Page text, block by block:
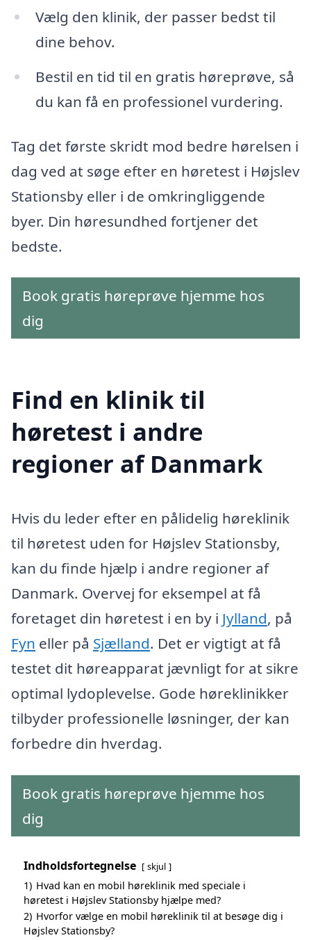
Vælg den klinik, der passer bedst til
dine behov.
Bestil en tid til en gratis høreprøve, så
du kan få en professionel vurdering.
Tag det første skridt mod bedre hørelsen i
dag ved at søge efter en høretest i Højslev
Stationsby eller i de omkringliggende
byer. Din høresundhed fortjener det
bedste.
Book gratis høreprøve hjemme hos
dig
Find en klinik til
høretest i andre
regioner af Danmark
Hvis du leder efter en pålidelig høreklinik
til høretest uden for Højslev Stationsby,
kan du finde hjælp i andre regioner af
Danmark. Overvej for eksempel at få
foretaget din høretest i en by i Jylland, på
Fyn eller på Sjælland. Det er vigtigt at få
testet dit høreapparat jævnligt for at sikre
optimal lydoplevelse. Gode høreklinikker
tilbyder professionelle løsninger, der kan
forbedre din hverdag.
Book gratis høreprøve hjemme hos
dig
Indholdsfortegnelse skjul
1) Hvad kan en mobil høreklinik med speciale i
høretest i Højslev Stationsby hjælpe med?
2) Hvorfor vælge en mobil høreklinik til at besøge dig i
Højslev Stationsby?